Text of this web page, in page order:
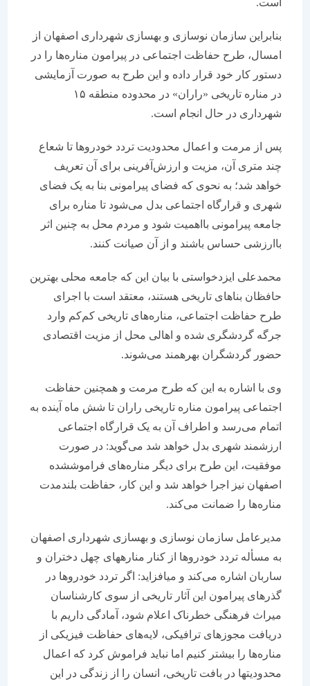
بنابراین سازمان نوسازی و بهسازی شهرداری اصفهان از
امسال، طرح حفاظت اجتماعی در پیرامون مناره‌ها را در
دستور کار خود قرار داده و این طرح به صورت آزمایشی
در مناره تاریخی «راران» در محدوده منطقه ۱۵
شهرداری در حال انجام است.
پس از مرمت و اعمال محدودیت تردد خودروها تا شعاع
چند متری آن، مزیت و ارزش‌آفرینی برای آن تعریف
خواهد شد؛ به نحوی که فضای پیرامونی بنا به یک فضای
شهری و قرارگاه اجتماعی بدل می‌شود تا مناره برای
جامعه پیرامونی بااهمیت شود و مردم محل به چنین اثر
باارزشی حساس باشند و از آن صیانت کنند.
محمدعلی ایزدخواستی با بیان این که جامعه محلی بهترین
حافظان بناهای تاریخی هستند، معتقد است با اجرای
طرح حفاظت اجتماعی، مناره‌های تاریخی کم‌کم وارد
جرگه گردشگری شده و اهالی محل از مزیت اقتصادی
حضور گردشگران بهره‎مند می‌شوند.
وی با اشاره به این که طرح مرمت و همچنین حفاظت
اجتماعی پیرامون مناره تاریخی راران تا شش ماه آینده به
اتمام می‌رسد و اطراف آن به یک قرارگاه اجتماعی
ارزشمند شهری بدل خواهد شد می‌گوید: در صورت
موفقیت، این طرح برای دیگر مناره‌های فراموش‎شده
اصفهان نیز اجرا خواهد شد و این کار، حفاظت بلندمدت
مناره‌ها را ضمانت می‌کند.
مدیرعامل سازمان نوسازی و بهسازی شهرداری اصفهان
به مسأله تردد خودروها از کنار مناره‎های چهل دختران و
ساربان اشاره می‌کند و می‎افزاید: اگر تردد خودروها در
گذرهای پیرامون این آثار تاریخی از سوی کارشناسان
میراث فرهنگی خطرناک اعلام شود، آمادگی داریم با
دریافت مجوزهای ترافیکی، لایه‌های حفاظت فیزیکی از
مناره‌ها را بیشتر کنیم اما نباید فراموش کرد که اعمال
محدودیت‎ها در بافت تاریخی، انسان را از زندگی در این